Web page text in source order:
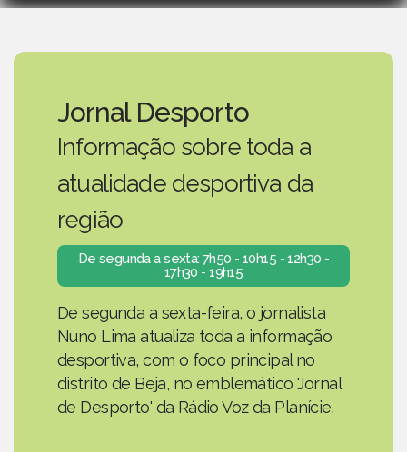
Jornal Desporto
Informação sobre toda a
atualidade desportiva da
região
De segunda a sexta: 7h50 - 10h15 - 12h30 -
17h30 - 19h15
De segunda a sexta-feira, o jornalista
Nuno Lima atualiza toda a informação
desportiva, com o foco principal no
distrito de Beja, no emblemático 'Jornal
de Desporto' da Rádio Voz da Planície.